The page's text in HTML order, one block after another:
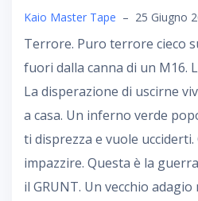
Kaio Master Tape – 25 Giugno
Terrore. Puro terrore cieco
fuori dalla canna di un M16.
La disperazione di uscirne
a casa. Un inferno verde
ti disprezza e vuole
impazzire. Questa è la
il GRUNT. Un vecchio